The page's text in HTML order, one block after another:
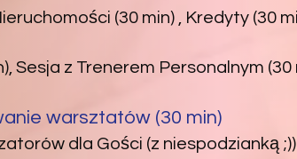
(30 min) , Kredyty (30
Sesja z Trenerem Personalnym
warsztatów (30 min)
dla Gości (z niespodzianką ;))